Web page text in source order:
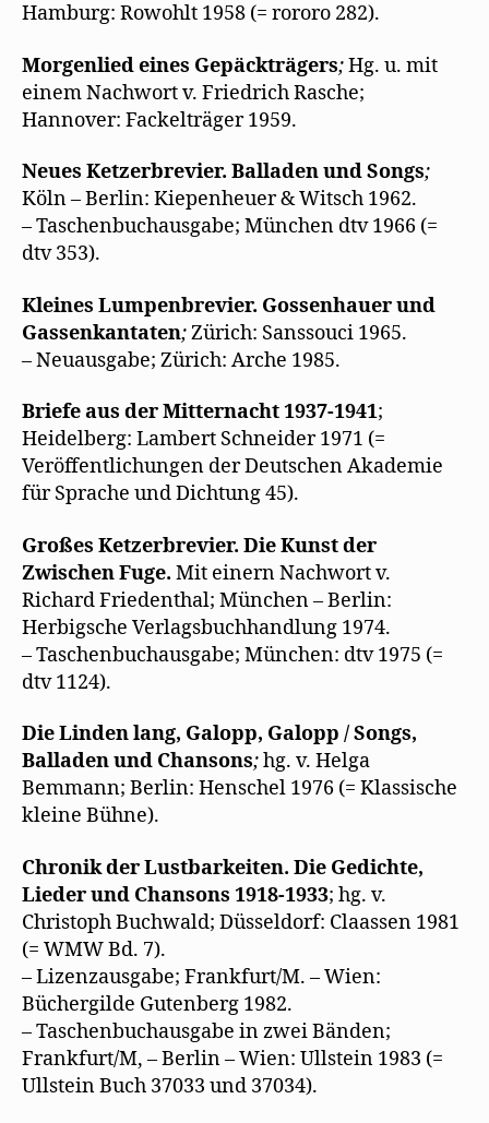
Hamburg: Rowohlt 1958 (= rororo 282).
Morgenlied eines Gepäckträgers;Hg. u. mit
einem Nachwort v. Friedrich Rasche;
Hannover: Fackelträger 1959.
Neues Ketzerbrevier. Balladen und Songs;
Köln – Berlin: Kiepenheuer & Witsch 1962.
– Taschenbuchausgabe; München dtv 1966 (=
dtv 353).
Kleines Lumpenbrevier. Gossenhauer und
Gassenkantaten;Zürich: Sanssouci 1965.
– Neuausgabe; Zürich: Arche 1985.
Briefe aus der Mitternacht 1937-1941;
Heidelberg: Lambert Schneider 1971 (=
Veröffentlichungen der Deutschen Akademie
für Sprache und Dichtung 45).
Großes Ketzerbrevier. Die Kunst der
Zwischen Fuge. Mit einern Nachwort v.
Richard Friedenthal; München – Berlin:
Herbigsche Verlagsbuchhandlung 1974.
– Taschenbuchausgabe; München: dtv 1975 (=
dtv 1124).
Die Linden lang, Galopp, Galopp / Songs,
Balladen und Chansons;hg. v. Helga
Bemmann; Berlin: Henschel 1976 (= Klassische
kleine Bühne).
Chronik der Lustbarkeiten. Die Gedichte,
Lieder und Chansons 1918-1933; hg. v.
Christoph Buchwald; Düsseldorf: Claassen 1981
(= WMW Bd. 7).
– Lizenzausgabe; Frankfurt/M. – Wien:
Büchergilde Gutenberg 1982.
– Taschenbuchausgabe in zwei Bänden;
Frankfurt/M, – Berlin – Wien: Ullstein 1983 (=
Ullstein Buch 37033 und 37034).